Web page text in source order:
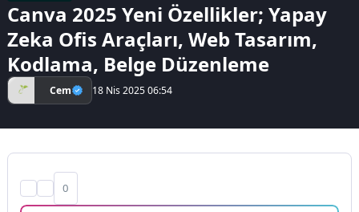
Canva 2025 Yeni Özellikler; Yapay
Zeka Ofis Araçları, Web Tasarım,
Kodlama, Belge Düzenleme
Cem 18 Nis 2025 06:54
0